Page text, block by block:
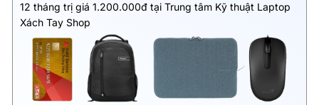
12 tháng trị giá 1.200.000đ tại Trung tâm Kỹ thuật Laptop
Xách Tay Shop